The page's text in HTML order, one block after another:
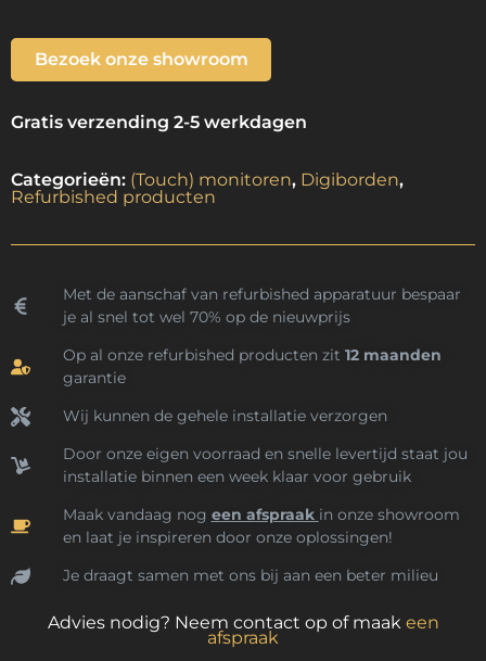
Bezoek onze showroom
Gratis verzending 2-5 werkdagen
Categorieën: (Touch) monitoren, Digiborden,
Refurbished producten
Met de aanschaf van refurbished apparatuur bespaar
je al snel tot wel 70% op de nieuwprijs
Op al onze refurbished producten zit 12 maanden
garantie
Wij kunnen de gehele installatie verzorgen
Door onze eigen voorraad en snelle levertijd staat jou
installatie binnen een week klaar voor gebruik
Maak vandaag nog een afspraak in onze showroom
en laat je inspireren door onze oplossingen!
Je draagt samen met ons bij aan een beter milieu
Advies nodig? Neem contact op of maak een
afspraak